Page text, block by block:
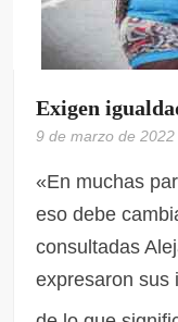
Exigen
9 de marzo de 2022
«En muchas
eso debe
consultadas
expresaron sus